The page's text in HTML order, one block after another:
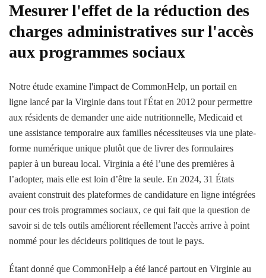
Mesurer l'effet de la réduction des
charges administratives sur l'accès
aux programmes sociaux
Notre étude examine l'impact de CommonHelp, un portail en
ligne lancé par la Virginie dans tout l'État en 2012 pour permettre
aux résidents de demander une aide nutritionnelle, Medicaid et
une assistance temporaire aux familles nécessiteuses via une plate-
forme numérique unique plutôt que de livrer des formulaires
papier à un bureau local. Virginia a été l’une des premières à
l’adopter, mais elle est loin d’être la seule. En 2024, 31 États
avaient construit des plateformes de candidature en ligne intégrées
pour ces trois programmes sociaux, ce qui fait que la question de
savoir si de tels outils améliorent réellement l'accès arrive à point
nommé pour les décideurs politiques de tout le pays.
Étant donné que CommonHelp a été lancé partout en Virginie au